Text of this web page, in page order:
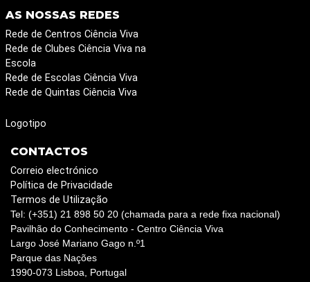
AS NOSSAS REDES
Rede de Centros Ciência Viva
Rede de Clubes Ciência Viva na
Escola
Rede de Escolas Ciência Viva
Rede de Quintas Ciência Viva
Logotipo
CONTACTOS
Correio electrónico
Política de Privacidade
Termos de Utilização
Tel: (+351) 21 898 50 20 (chamada para a rede fixa nacional)
Pavilhão do Conhecimento - Centro Ciência Viva
Largo José Mariano Gago n.º1
Parque das Nações
1990-073 Lisboa, Portugal